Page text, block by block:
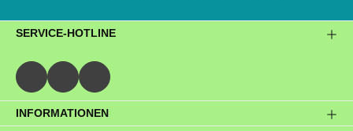
SERVICE-HOTLINE
INFORMATIONEN